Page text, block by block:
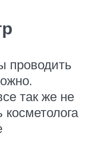
проводить
так же не